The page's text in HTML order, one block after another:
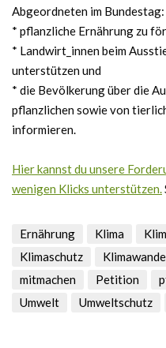
Abgeordneten im Bundestag:
* pflanzliche Ernährung zu
* Landwirt_innen beim
unterstützen und
* die Bevölkerung über die
pflanzlichen sowie von
informieren.
Hier kannst du unsere
wenigen Klicks unterstützen.
Ernährung Klima
Klimaschutz
mitmachen
Petition
Umwelt
Umweltschutz